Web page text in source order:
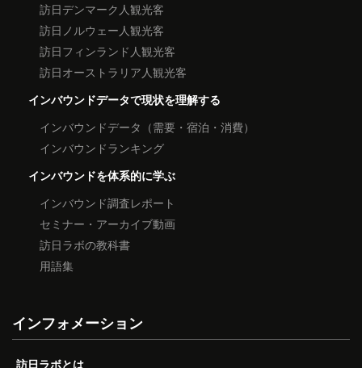
訪日デンマーク人観光客
訪日ノルウェー人観光客
訪日フィンランド人観光客
訪日オーストラリア人観光客
インバウンドデータで現状を理解する
インバウンドデータ（需要・宿泊・消費）
インバウンドランキング
インバウンドを体系的に学ぶ
インバウンド調査レポート
セミナー・アーカイブ動画
訪日ラボの教科書
用語集
インフォメーション
訪日ラボとは